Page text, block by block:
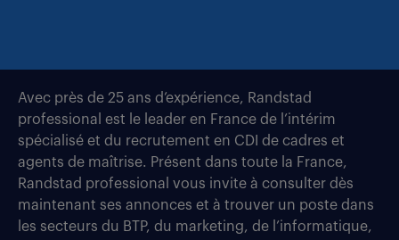
Avec près de 25 ans d’expérience, Randstad
professional est le leader en France de l’intérim
spécialisé et du recrutement en CDI de cadres et
agents de maîtrise. Présent dans toute la France,
Randstad professional vous invite à consulter dès
maintenant ses annonces et à trouver un poste dans
les secteurs du BTP, du marketing, de l’informatique,